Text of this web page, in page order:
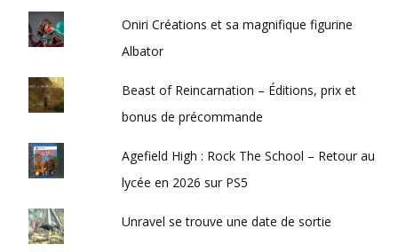
Oniri Créations et sa magnifique figurine
Albator
Beast of Reincarnation – Éditions, prix et
bonus de précommande
Agefield High : Rock The School – Retour au
lycée en 2026 sur PS5
Unravel se trouve une date de sortie